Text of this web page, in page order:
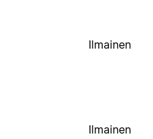
Ilmainen
Ilmainen